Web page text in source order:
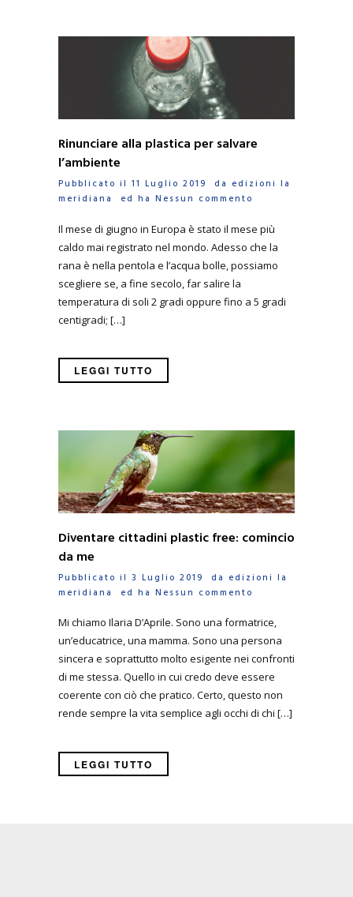
Rinunciare alla plastica per salvare
l’ambiente
Pubblicato il 11 Luglio 2019 da edizioni la
meridiana
ed ha Nessun commento
Il mese di giugno in Europa è stato il mese più
caldo mai registrato nel mondo. Adesso che la
rana è nella pentola e l’acqua bolle, possiamo
scegliere se, a fine secolo, far salire la
temperatura di soli 2 gradi oppure fino a 5 gradi
centigradi; […]
LEGGI TUTTO
Diventare cittadini plastic free: comincio
da me
Pubblicato il 3 Luglio 2019 da edizioni la
meridiana
ed ha Nessun commento
Mi chiamo Ilaria D’Aprile. Sono una formatrice,
un’educatrice, una mamma. Sono una persona
sincera e soprattutto molto esigente nei confronti
di me stessa. Quello in cui credo deve essere
coerente con ciò che pratico. Certo, questo non
rende sempre la vita semplice agli occhi di chi […]
LEGGI TUTTO